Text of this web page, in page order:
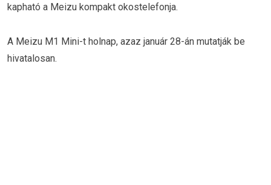
kapható a Meizu kompakt okostelefonja.
A Meizu M1 Mini-t holnap, azaz január 28-án mutatják be
hivatalosan.